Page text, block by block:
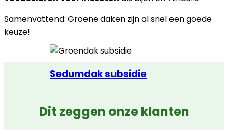
Sedumdak subsidie
Samenvattend: Groene daken zijn al snel een goede
keuze!
Dit zeggen onze klanten